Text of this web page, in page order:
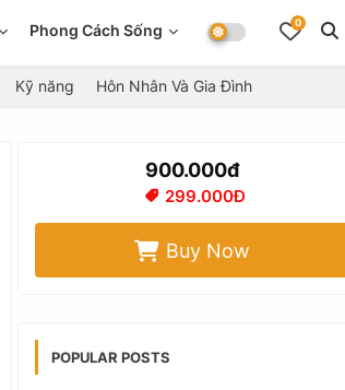
Phong Cách Sống 0
Kỹ năng Hôn Nhân Và Gia Đình
900.000đ
299.000Đ
Buy Now
POPULAR POSTS